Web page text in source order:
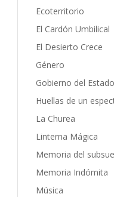
Ecoterritorio
El Cardón Umbilical
El Desierto Crece
Género
Gobierno del
Huellas de un
La Churea
Linterna Mágica
Memoria del
Memoria Indómita
Música